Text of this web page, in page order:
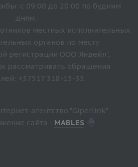
с 09:00 до 20:00 по будним
дням.
местных исполнительных
органов по месту
регистрации ООО"Яндейл",
рассматривать обращения
+37517 318-13-33.
агентство "Giperlink"
сайта - MABLES